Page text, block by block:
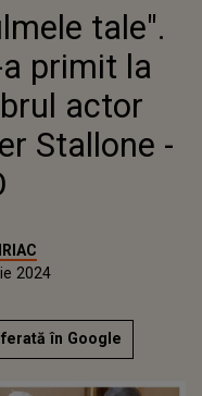
FRANCISC L-A
VATICAN PE
ACTOR AMERICAN
STALLONE - VIDEO
tale".
primit la
actor
Stallone -
2024
în Google